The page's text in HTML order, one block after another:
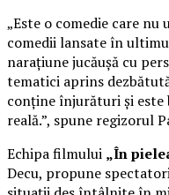
„Este o comedie care
comedii lansate în
narațiune jucăușă cu
tematici aprins
conține înjurături și este
reală.”, spune regizorul
Echipa filmului „În
Decu, propune